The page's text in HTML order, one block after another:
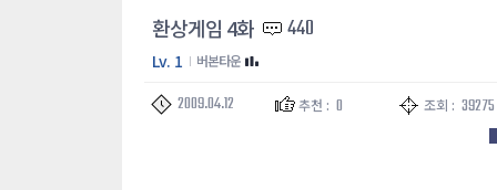
환상게임 4화 440
Lv. 1 버본타운
2009.04.12 추천 : 0 조회 : 39275